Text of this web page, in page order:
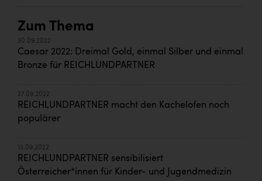
Zum Thema
30.09.2022
Caesar 2022: Dreimal Gold, einmal Silber und einmal
Bronze für REICHLUNDPARTNER
27.09.2022
REICHLUNDPARTNER macht den Kachelofen noch
populärer
13.09.2022
REICHLUNDPARTNER sensibilisiert
Österreicher*innen für Kinder- und Jugendmedizin